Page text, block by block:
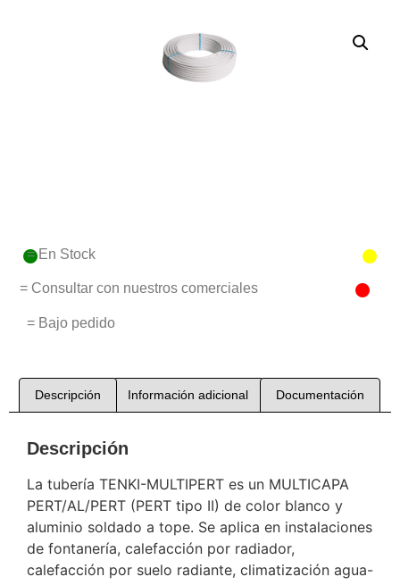
= En Stock
= Consultar con nuestros comerciales
= Bajo pedido
Descripción Información adicional Documentación
Descripción
La tubería TENKI-MULTIPERT es un MULTICAPA
PERT/AL/PERT (PERT tipo II) de color blanco y
aluminio soldado a tope. Se aplica en instalaciones
de fontanería, calefacción por radiador,
calefacción por suelo radiante, climatización agua-